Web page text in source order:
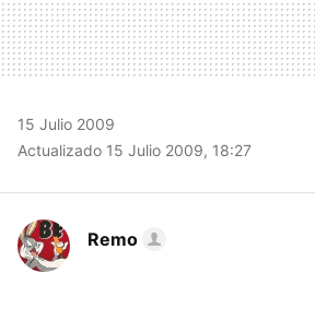
15 Julio 2009
Actualizado 15 Julio 2009, 18:27
Remo